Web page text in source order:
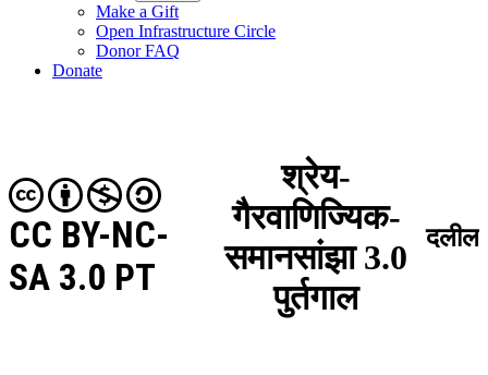
Make a Gift
Open Infrastructure Circle
Donor FAQ
Donate
श्रेय-
गैरवाणिज्यिक-
समानसांझा 3.0
पुर्तगाल
CC BY-NC-
SA 3.0 PT
दलील